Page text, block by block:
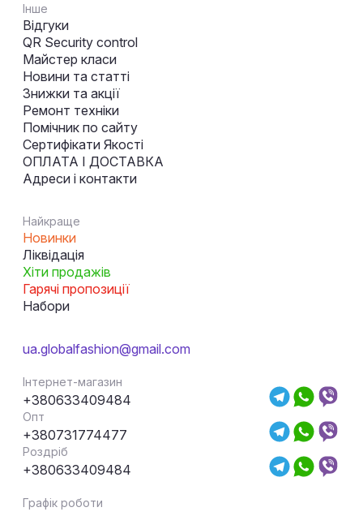
Інше
Відгуки
QR Security control
Майстер класи
Новини та статті
Знижки та акції
Ремонт техніки
Помічник по сайту
Сертифікати Якості
ОПЛАТА І ДОСТАВКА
Адреси і контакти
Найкраще
Новинки
Ліквідація
Хіти продажів
Гарячі пропозиції
Набори
ua.globalfashion@gmail.com
Інтернет-магазин
+380633409484
Опт
+380731774477
Роздріб
+380633409484
Графік роботи